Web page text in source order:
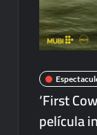
‘First
película